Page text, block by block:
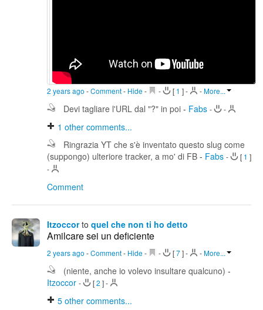
2 years ago -Comment- Hide - - [ 1 ]- -More...
Devi tagliare l'URL dal "?" in poi - Fabs - -
1 other comments...
Ringrazia YT che s'è inventato questo slug come
(suppongo) ulteriore tracker, a mo' di FB - Fabs - [ 1 ]
-
Comment
Itzoccor to quel che non ti ho detto
Amilcare sei un deficiente
2 years ago -Comment- Hide - - [7]- -More...
(niente, anche io volevo insultare qualcuno) -
Itzoccor - [2 ]-
5 other comments...